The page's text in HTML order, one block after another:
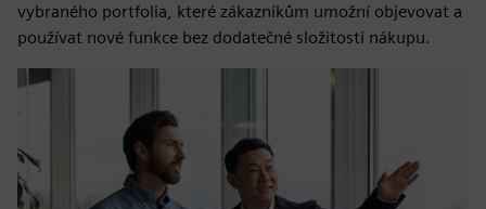
vybraného portfolia, které zákazníkům umožní objevovat a
používat nové funkce bez dodatečné složitosti nákupu.